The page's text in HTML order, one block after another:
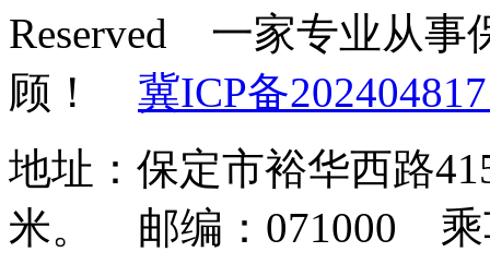
Reserved 一家专业从事
顾！ 冀ICP备
地址：保定市裕华西路
米。 邮编：071000 乘